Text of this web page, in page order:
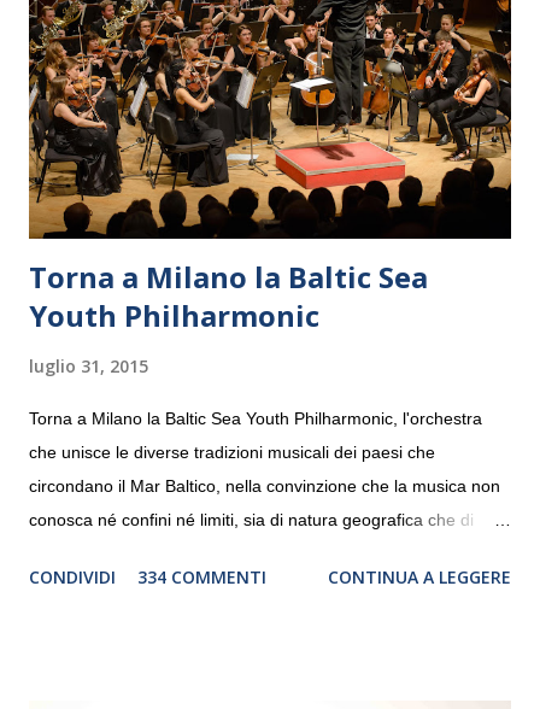
Torna a Milano la Baltic Sea
Youth Philharmonic
luglio 31, 2015
Torna a Milano la Baltic Sea Youth Philharmonic, l'orchestra
che unisce le diverse tradizioni musicali dei paesi che
circondano il Mar Baltico, nella convinzione che la musica non
conosca né confini né limiti, sia di natura geografica che di
debutterà il 10 settembre a Heiden, in Germania, e toccherà, in
CONDIVIDI 334 COMMENTI CONTINUA A LEGGERE